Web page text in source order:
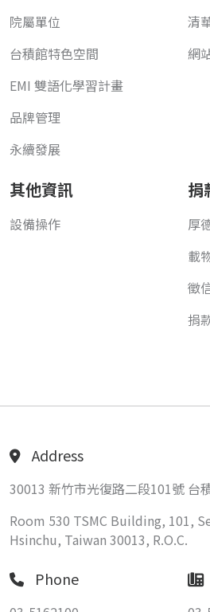
院屬單位
台積館特色空間
EMI 雙語化學習計畫
品牌管理
永續發展
清
網
其他資訊
設備操作
捐
厚
載
徵
捐
Address
30013 新竹市光復路二段101號 台
Room 530 TSMC Building, 101,
Hsinchu, Taiwan 30013, R.O.C.
Phone